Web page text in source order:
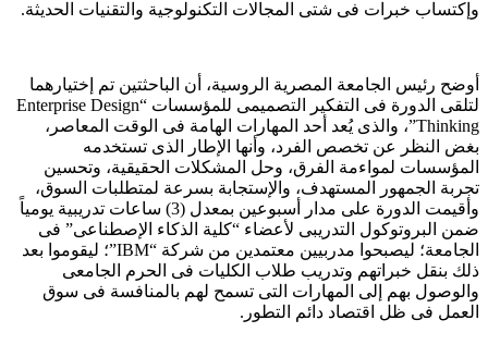
وإكتساب خبرات فى شتى المجالات التكنولوجية والتقنيات الحديثة.
أوضح رئيس الجامعة المصرية الروسية، أن الباحثتين تم إختيارهما
لتلقى الدورة فى التفكير التصميمى للمؤسسات “Enterprise Design
Thinking”، والذى يُعد أحد المهارات الهامة فى الوقت المعاصر،
بغض النظر عن تخصص الفرد، وأنها الإطار الذى تستخدمه
المؤسسات لمواءمة الفرق، وحل المشكلات الحقيقية، وتحسين
تجربة الجمهور المستهدف، والإستجابة بسرعة لمتطلبات السوق،
وأقيمت الدورة على مدار أسبوعين بمعدل (3) ساعات تدريبية يومياً
ضمن البروتوكول التدريبى لأعضاء “كلية الذكاء الإصطناعى” فى
الجامعة؛ ليصبحوا مدربيين معتمدين من شركة “IBM”؛ ليقوموا بعد
ذلك بنقل خبراتهم وتدريب طلاب الكليات فى الحرم الجامعى
والوصول بهم إلى المهارات التى تسمح لهم بالمنافسة فى سوق
العمل فى ظل اقتصاد دائم التطور.